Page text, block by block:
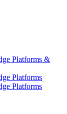
Platforms &
Platforms
Platforms